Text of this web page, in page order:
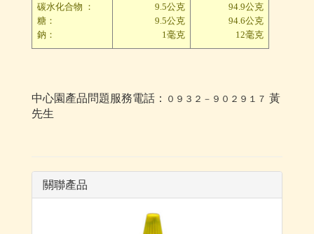
碳水化合物 ：
糖：
鈉：
9.5公克
9.5公克
1毫克
94.9公克
94.6公克
12毫克
中心園產品問題服務電話： ０９３２－９０２９１７ 黃
先生
關聯產品